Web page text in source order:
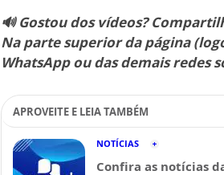
🔊 Gostou dos vídeos?
Na parte superior da página
WhatsApp ou das demais redes
APROVEITE E LEIA TAMBÉM
NOTÍCIAS
Confira as notícias